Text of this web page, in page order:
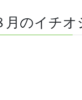
月のイチオ